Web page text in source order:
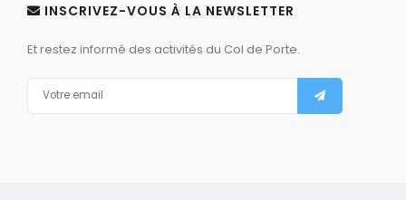
INSCRIVEZ-VOUS À LA NEWSLETTER
Et restez informé des activités du Col de Porte.